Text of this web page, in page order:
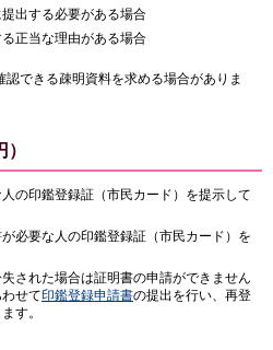
出する必要がある場合
正当な理由がある場合
できる疎明資料を求める場合がありま
の印鑑登録証（市民カード）を提示して
必要な人の印鑑登録証（市民カード）を
された場合は証明書の申請ができません
せて印鑑登録申請書の提出を行い、再登
す。